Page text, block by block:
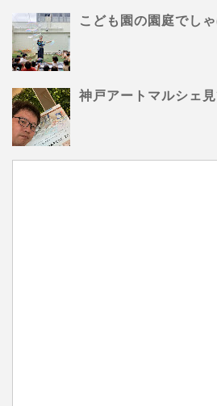
こども園の園庭でし
神戸アートマルシェ